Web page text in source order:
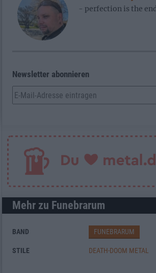
- perfection is the
Newsletter abonnieren
Mehr zu Funebrarum
BAND FUNEBRARUM
STILE DEATH-DOOM METAL